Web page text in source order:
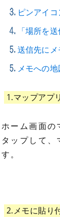
ピンアイ
「場所を
送信先に
メモへの
1.マップアプ
ホーム画面の
タップして、
す。
2.メモに貼り